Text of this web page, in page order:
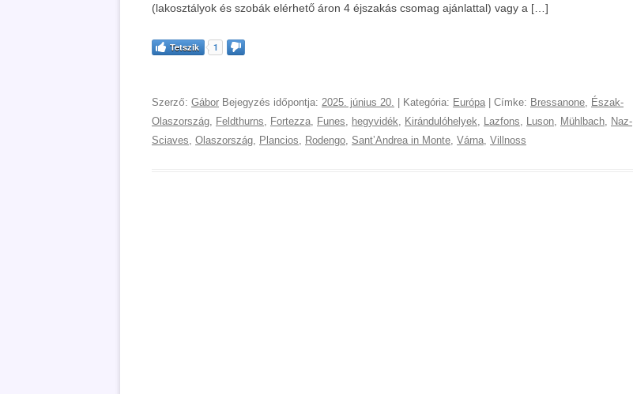
(lakosztályok és szobák elérhető áron 4 éjszakás csomag ajánlattal) vagy a […]
Tetszik 1
Szerző: Gábor Bejegyzés időpontja: 2025. június 20. | Kategória: Európa | Címke: Bressanone, Észak-
Olaszország, Feldthurns, Fortezza, Funes, hegyvidék, Kirándulóhelyek, Lazfons, Luson, Mühlbach, Naz-
Sciaves, Olaszország, Plancios, Rodengo, SantʼAndrea in Monte, Várna, Villnoss